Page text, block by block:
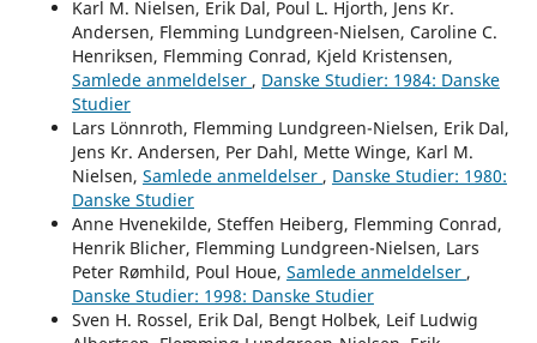
Karl M. Nielsen, Erik Dal, Poul L. Hjorth, Jens Kr.
Andersen, Flemming Lundgreen-Nielsen, Caroline C.
Henriksen, Flemming Conrad, Kjeld Kristensen,
Samlede anmeldelser , Danske Studier: 1984: Danske
Studier
Lars Lönnroth, Flemming Lundgreen-Nielsen, Erik Dal,
Jens Kr. Andersen, Per Dahl, Mette Winge, Karl M.
Nielsen, Samlede anmeldelser , Danske Studier: 1980:
Danske Studier
Anne Hvenekilde, Steffen Heiberg, Flemming Conrad,
Henrik Blicher, Flemming Lundgreen-Nielsen, Lars
Peter Rømhild, Poul Houe, Samlede anmeldelser ,
Danske Studier: 1998: Danske Studier
Sven H. Rossel, Erik Dal, Bengt Holbek, Leif Ludwig